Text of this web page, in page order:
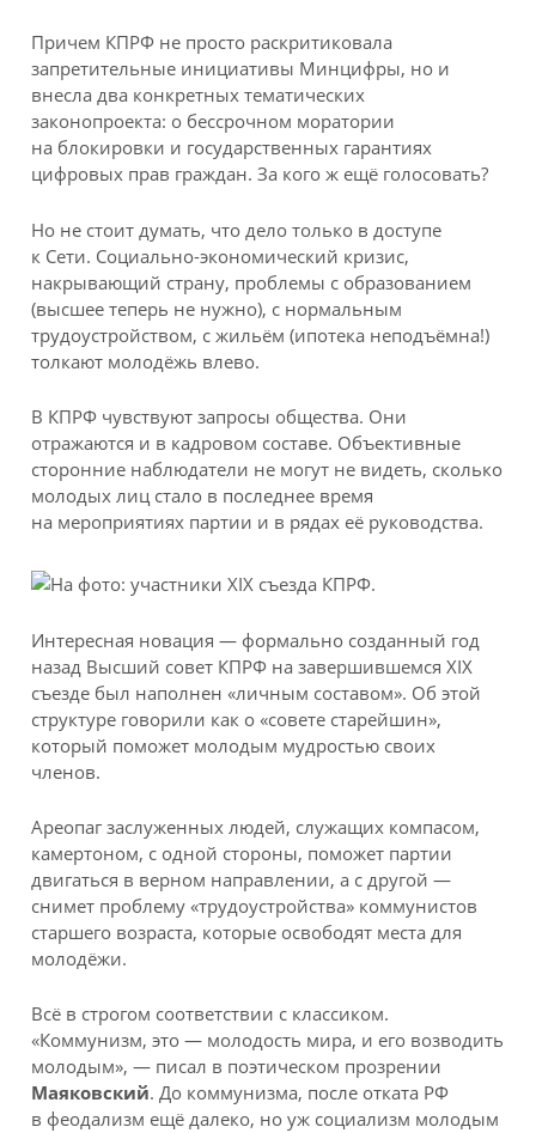
Причем КПРФ не просто раскритиковала
запретительные инициативы Минцифры, но и
внесла два конкретных тематических
законопроекта: о бессрочном моратории
на блокировки и государственных гарантиях
цифровых прав граждан. За кого ж ещё голосовать?
Но не стоит думать, что дело только в доступе
к Сети. Социально-экономический кризис,
накрывающий страну, проблемы с образованием
(высшее теперь не нужно), с нормальным
трудоустройством, с жильём (ипотека неподъёмна!)
толкают молодёжь влево.
В КПРФ чувствуют запросы общества. Они
отражаются и в кадровом составе. Объективные
сторонние наблюдатели не могут не видеть, сколько
молодых лиц стало в последнее время
на мероприятиях партии и в рядах её руководства.
Интересная новация — формально созданный год
назад Высший совет КПРФ на завершившемся XIX
съезде был наполнен «личным составом». Об этой
структуре говорили как о «совете старейшин»,
который поможет молодым мудростью своих
членов.
Ареопаг заслуженных людей, служащих компасом,
камертоном, с одной стороны, поможет партии
двигаться в верном направлении, а с другой —
снимет проблему «трудоустройства» коммунистов
старшего возраста, которые освободят места для
молодёжи.
Всё в строгом соответствии с классиком.
«Коммунизм, это — молодость мира, и его возводить
молодым», — писал в поэтическом прозрении
Маяковский. До коммунизма, после отката РФ
в феодализм ещё далеко, но уж социализм молодым